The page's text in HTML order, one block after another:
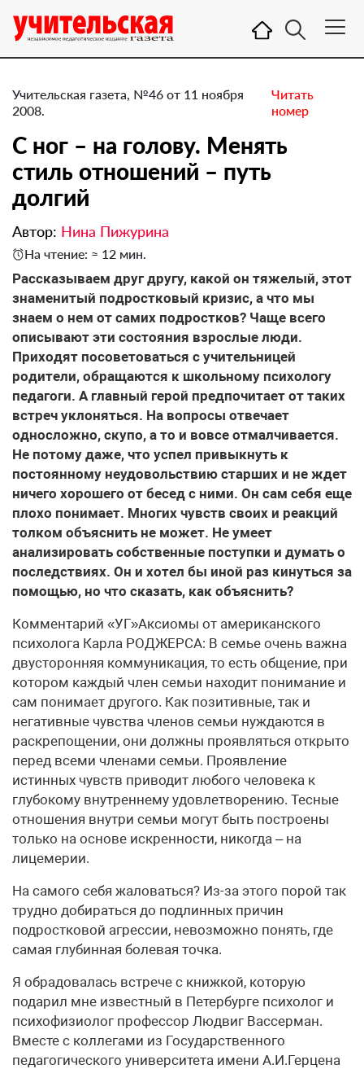
Учительская газета, №46 от 11 ноября
2008.
Читать
номер
С ног – на голову. Менять
стиль отношений – путь
долгий
Автор: Нина Пижурина
На чтение: ≈ 12 мин.
Рассказываем друг другу, какой он тяжелый, этот
знаменитый подростковый кризис, а что мы
знаем о нем от самих подростков? Чаще всего
описывают эти состояния взрослые люди.
Приходят посоветоваться с учительницей
родители, обращаются к школьному психологу
педагоги. А главный герой предпочитает от таких
встреч уклоняться. На вопросы отвечает
односложно, скупо, а то и вовсе отмалчивается.
Не потому даже, что успел привыкнуть к
постоянному неудовольствию старших и не ждет
ничего хорошего от бесед с ними. Он сам себя еще
плохо понимает. Многих чувств своих и реакций
толком объяснить не может. Не умеет
анализировать собственные поступки и думать о
последствиях. Он и хотел бы иной раз кинуться за
помощью, но что сказать, как объяснить?
Комментарий «УГ»Аксиомы от американского
психолога Карла РОДЖЕРСА: В семье очень важна
двусторонняя коммуникация, то есть общение, при
котором каждый член семьи находит понимание и
сам понимает другого. Как позитивные, так и
негативные чувства членов семьи нуждаются в
раскрепощении, они должны проявляться открыто
перед всеми членами семьи. Проявление
истинных чувств приводит любого человека к
глубокому внутреннему удовлетворению. Тесные
отношения внутри семьи могут быть построены
только на основе искренности, никогда – на
лицемерии.
На самого себя жаловаться? Из-за этого порой так
трудно добираться до подлинных причин
подростковой агрессии, невозможно понять, где
самая глубинная болевая точка.
Я обрадовалась встрече с книжкой, которую
подарил мне известный в Петербурге психолог и
психофизиолог профессор Людвиг Вассерман.
Вместе с коллегами из Государственного
педагогического университета имени А.И.Герцена